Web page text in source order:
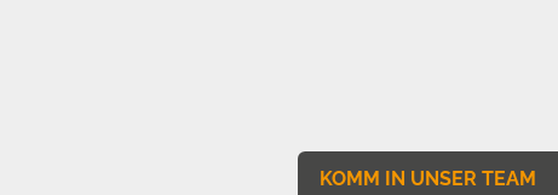
KOMM IN UNSER TEAM